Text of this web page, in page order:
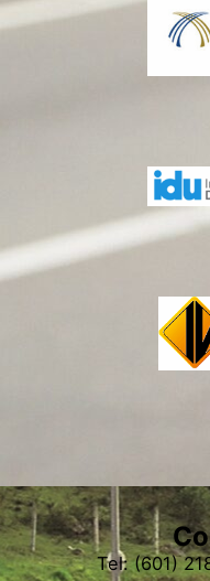
Tel: (601)